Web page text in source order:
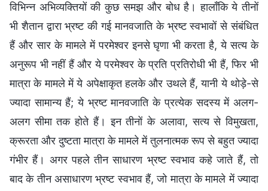
विभिन्न अभिव्यक्तियों की कुछ समझ और बोध है। हालाँकि ये तीनों
भी शैतान द्वारा भ्रष्ट की गई मानवजाति के भ्रष्ट स्वभावों से संबंधित
हैं और सार के मामले में परमेश्वर इनसे घृणा भी करता है, ये सत्य के
अनुरूप भी नहीं हैं और ये परमेश्वर के प्रति प्रतिरोधी भी हैं, फिर भी
मात्रा के मामले में ये अपेक्षाकृत हलके और उथले हैं, यानी ये थोड़े-से
ज्यादा सामान्य हैं; ये भ्रष्ट मानवजाति के प्रत्येक सदस्य में अलग-
अलग सीमा तक होते हैं। इन तीनों के अलावा, सत्य से विमुखता,
क्रूरता और दुष्टता मात्रा के मामले में तुलनात्मक रूप से बहुत ज्यादा
गंभीर हैं। अगर पहले तीन साधारण भ्रष्ट स्वभाव कहे जाते हैं, तो
बाद के तीन असाधारण भ्रष्ट स्वभाव हैं, जो मात्रा के मामले में ज्यादा